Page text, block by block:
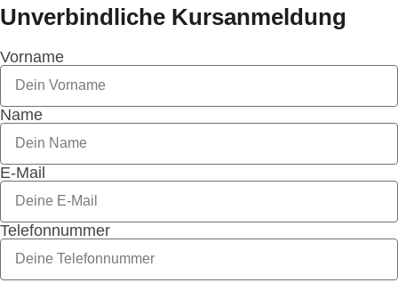
Unverbindliche Kursanmeldung
Vorname
Name
E-Mail
Telefonnummer